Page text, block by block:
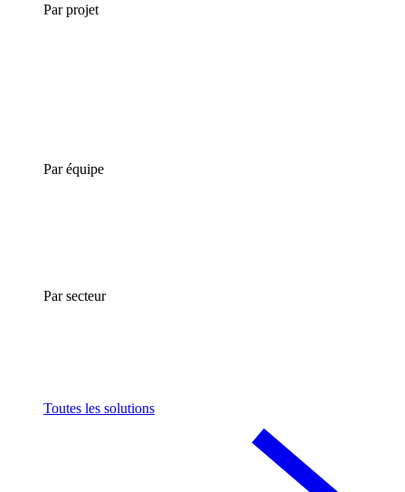
Par projet
Par équipe
Par secteur
Toutes les solutions